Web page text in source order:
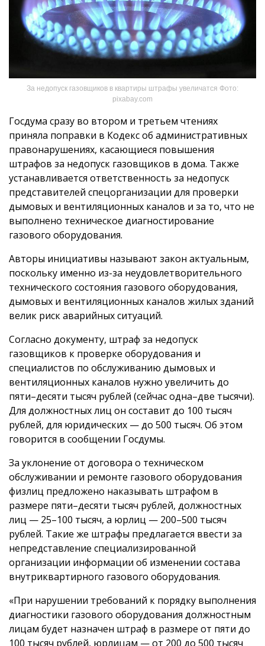
За недопуск газовщиков в квартиры штрафы увеличатся Фото:
pixabay.com
Госдума сразу во втором и третьем чтениях
приняла поправки в Кодекс об административных
правонарушениях, касающиеся повышения
штрафов за недопуск газовщиков в дома. Также
устанавливается ответственность за недопуск
представителей спецорганизации для проверки
дымовых и вентиляционных каналов и за то, что не
выполнено техническое диагностирование
газового оборудования.
Авторы инициативы называют закон актуальным,
поскольку именно из-за неудовлетворительного
технического состояния газового оборудования,
дымовых и вентиляционных каналов жилых зданий
велик риск аварийных ситуаций.
Согласно документу, штраф за недопуск
газовщиков к проверке оборудования и
специалистов по обслуживанию дымовых и
вентиляционных каналов нужно увеличить до
пяти–десяти тысяч рублей (сейчас одна–две тысячи).
Для должностных лиц он составит до 100 тысяч
рублей, для юридических — до 500 тысяч. Об этом
говорится в сообщении Госдумы.
За уклонение от договора о техническом
обслуживании и ремонте газового оборудования
физлиц предложено наказывать штрафом в
размере пяти–десяти тысяч рублей, должностных
лиц — 25–100 тысяч, а юрлиц — 200–500 тысяч
рублей. Такие же штрафы предлагается ввести за
непредставление специализированной
организации информации об изменении состава
внутриквартирного газового оборудования.
«При нарушении требований к порядку выполнения
диагностики газового оборудования должностным
лицам будет назначен штраф в размере от пяти до
100 тысяч рублей, юрлицам — от 200 до 500 тысяч